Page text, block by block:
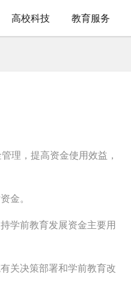
高校科技 教育服务
理，提高资金使用效益，
金。
学前教育发展资金主要用
关决策部署和学前教育改